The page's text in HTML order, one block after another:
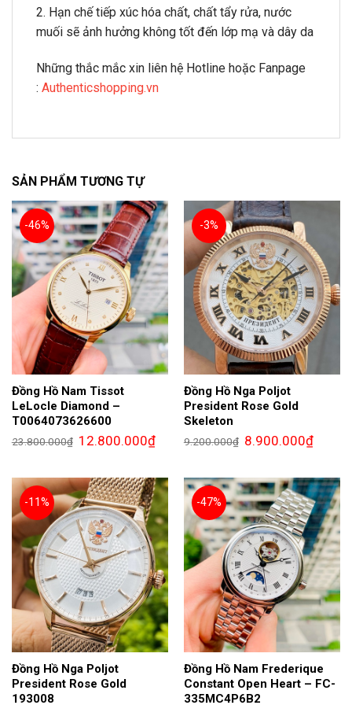
2. Hạn chế tiếp xúc hóa chất, chất tẩy rửa, nước
muối sẽ ảnh hưởng không tốt đến lớp mạ và dây da
Những thắc mắc xin liên hệ Hotline hoặc Fanpage
: Authenticshopping.vn
SẢN PHẨM TƯƠNG TỰ
-46%
Đồng Hồ Nam Tissot
LeLocle Diamond –
T0064073626600
23.800.000₫ Giá
gốc
12.800.000₫Giá
hiện
12.800.000₫.
-3%
Đồng Hồ Nga Poljot
President Rose Gold
Skeleton
9.200.000₫ Giá
gốc
8.900.000₫Giá
hiện
-11%
Đồng Hồ Nga Poljot
President Rose Gold
193008
-47%
Đồng Hồ Nam Frederique
Constant Open Heart – FC-
335MC4P6B2